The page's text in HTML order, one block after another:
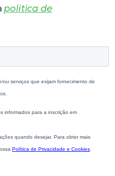
política de